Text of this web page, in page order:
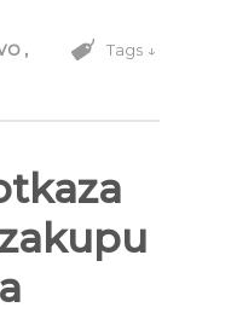
,
Tags ↓